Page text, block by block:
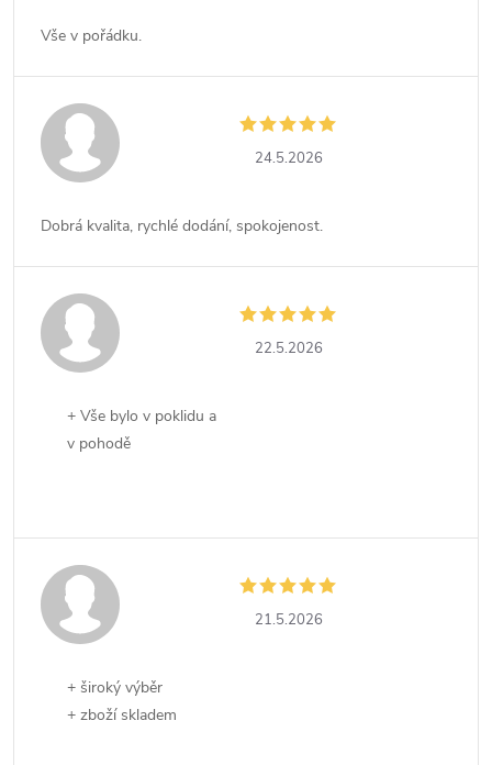
Vše v pořádku.
24.5.2026
Dobrá kvalita, rychlé dodání, spokojenost.
22.5.2026
+ Vše bylo v poklidu a
v pohodě
21.5.2026
+ široký výběr
+ zboží skladem